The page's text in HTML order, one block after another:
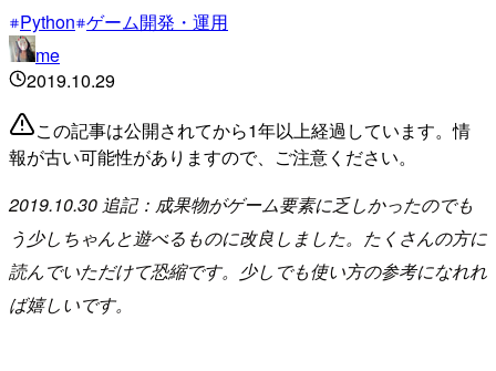
Python ゲーム開発・運用
me
2019.10.29
この記事は公開されてから1年以上経過しています。情
報が古い可能性がありますので、ご注意ください。
2019.10.30 追記：成果物がゲーム要素に乏しかったのでも
う少しちゃんと遊べるものに改良しました。たくさんの方に
読んでいただけて恐縮です。少しでも使い方の参考になれれ
ば嬉しいです。